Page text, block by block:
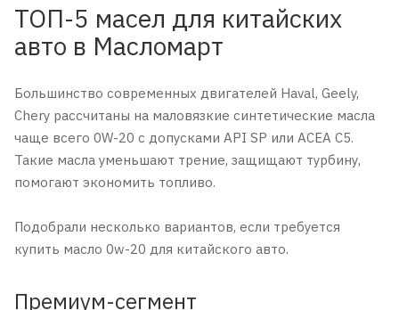
ТОП-5 масел для китайских
авто в Масломарт
Большинство современных двигателей Haval, Geely,
Chery рассчитаны на маловязкие синтетические масла
чаще всего 0W-20 с допусками API SP или ACEA C5.
Такие масла уменьшают трение, защищают турбину,
помогают экономить топливо.
Подобрали несколько вариантов, если требуется
купить масло 0w-20 для китайского авто.
Премиум-сегмент